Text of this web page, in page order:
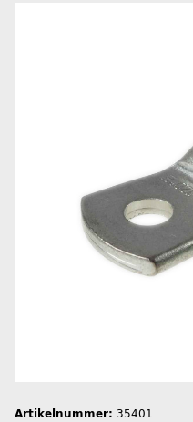
Artikelnummer: 35401